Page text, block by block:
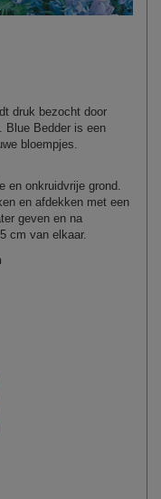
druk bezocht door
Blue Bedder is een
bloempjes.
en onkruidvrije grond.
en afdekken met een
geven en na
cm van elkaar.